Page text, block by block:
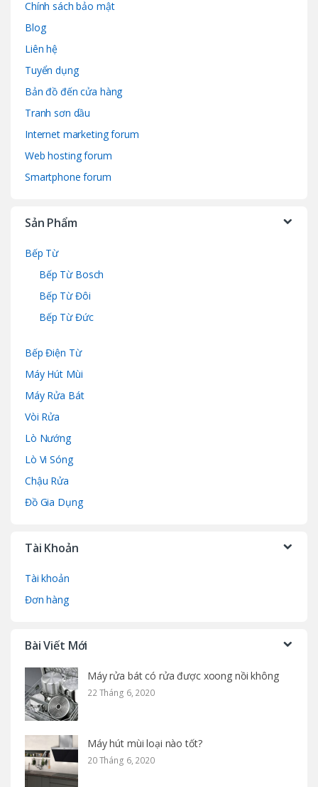
Chính sách bảo mật
Blog
Liên hệ
Tuyển dụng
Bản đồ đến cửa hàng
Tranh sơn dầu
Internet marketing forum
Web hosting forum
Smartphone forum
Sản Phẩm
Bếp Từ
Bếp Từ Bosch
Bếp Từ Đôi
Bếp Từ Đức
Bếp Điện Từ
Máy Hút Mùi
Máy Rửa Bát
Vòi Rửa
Lò Nướng
Lò Vi Sóng
Chậu Rửa
Đồ Gia Dụng
Tài Khoản
Tài khoản
Đơn hàng
Bài Viết Mới
Máy rửa bát có rửa được xoong nồi không
22 Tháng 6, 2020
Máy hút mùi loại nào tốt?
20 Tháng 6, 2020